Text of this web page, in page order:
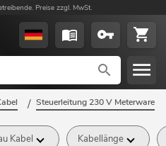
Preise zzgl. MwSt.
/ Steuerleitung 230 V Meterware
Kabel Kabellänge